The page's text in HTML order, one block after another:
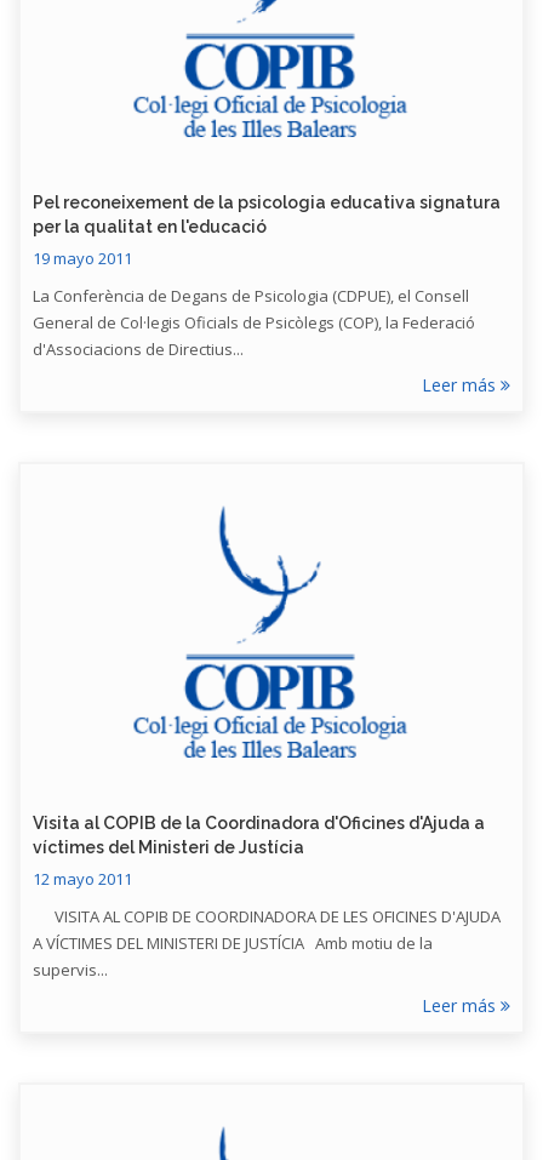
Pel reconeixement de la psicologia educativa signatura
per la qualitat en l'educació
19 mayo 2011
La Conferència de Degans de Psicologia (CDPUE), el Consell
General de Col·legis Oficials de Psicòlegs (COP), la Federació
d'Associacions de Directius...
Leer más
Visita al COPIB de la Coordinadora d'Oficines d'Ajuda a
víctimes del Ministeri de Justícia
12 mayo 2011
VISITA AL COPIB DE COORDINADORA DE LES OFICINES D'AJUDA
A VÍCTIMES DEL MINISTERI DE JUSTÍCIA Amb motiu de la
supervis...
Leer más